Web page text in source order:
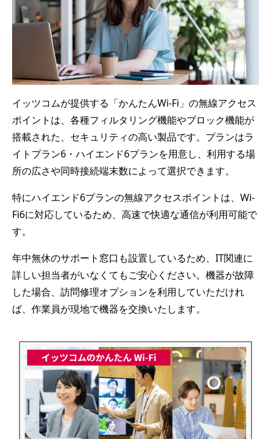
イッツコムが提供する「かんたんWi-Fi」の無線アクセス
ポイントは、各種フィルタリング機能やブロック機能が
搭載された、セキュリティの高い製品です。プランはラ
イトプラン6・ハイエンド6プランを用意し、利用する場
所の広さや同時接続端末数によって選択できます。
特にハイエンド6プランの無線アクセスポイントは、Wi-
Fi6に対応しているため、高速で快適な通信が利用可能で
す。
年中無休のサポート窓口も設置しているため、IT関連に
詳しい担当者がいなくてもご安心ください。機器が故障
した場合、訪問修理オプションを利用していただけれ
ば、作業員が現地で機器を交換いたします。